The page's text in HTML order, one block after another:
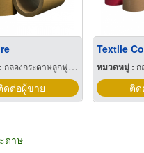
กล่องกระดาษลูกฟูกและไฟเบอร์
ดต่อผู้ขาย
Textile
หมวดหมู่ : ก
ติ
ดาษ